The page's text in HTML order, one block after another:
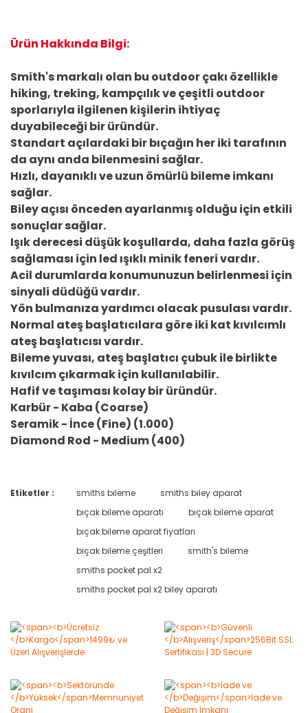
Ürün Hakkında Bilgi:
Smith's markalı olan bu outdoor çakı özellikle
hiking, treking, kampçılık ve çeşitli outdoor
sporlarıyla ilgilenen kişilerin ihtiyaç
duyabileceği bir üründür.
Standart açılardaki bir bıçağın her iki tarafının
da aynı anda bilenmesini sağlar.
Hızlı, dayanıklı ve uzun ömürlü bileme imkanı
sağlar.
Biley açısı önceden ayarlanmış olduğu için etkili
sonuçlar sağlar.
Işık derecesi düşük koşullarda, daha fazla görüş
sağlaması için led ışıklı minik feneri vardır.
Acil durumlarda konumunuzun belirlenmesi için
sinyali düdüğü vardır.
Yön bulmanıza yardımcı olacak pusulası vardır.
Normal ateş başlatıcılara göre iki kat kıvılcımlı
ateş başlatıcısı vardır.
Bileme yuvası, ateş başlatıcı çubuk ile birlikte
kıvılcım çıkarmak için kullanılabilir.
Hafif ve taşıması kolay bir üründür.
Karbür - Kaba (Coarse)
Seramik - İnce (Fine) (1.000)
Diamond Rod - Medium (400)
Yorum Yaz
Etiketler : smiths bileme
smiths biley aparat
bıçak bileme aparatı
bıçak bileme aparat
bıçak bileme aparat fiyatları
bıçak bileme çeşitleri
smith's bileme
smiths pocket pal x2
smiths pocket pal x2 biley aparatı